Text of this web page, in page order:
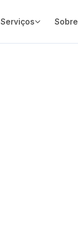
Serviços Sobre